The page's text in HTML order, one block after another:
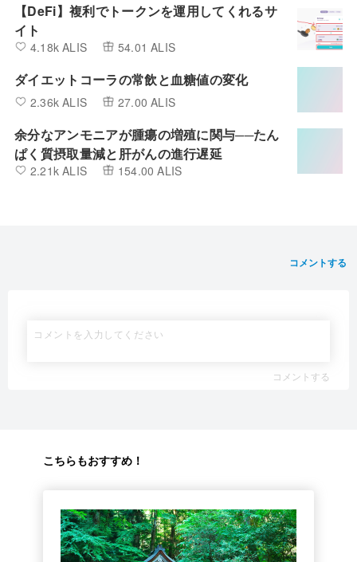
【DeFi】複利でトークンを運用してくれるサ
イト
4.18k ALIS 54.01 ALIS
ダイエットコーラの常飲と血糖値の変化
2.36k ALIS 27.00 ALIS
余分なアンモニアが腫瘍の増殖に関与──たん
ぱく質摂取量減と肝がんの進行遅延
2.21k ALIS 154.00 ALIS
コメントする
コメントする
こちらもおすすめ！